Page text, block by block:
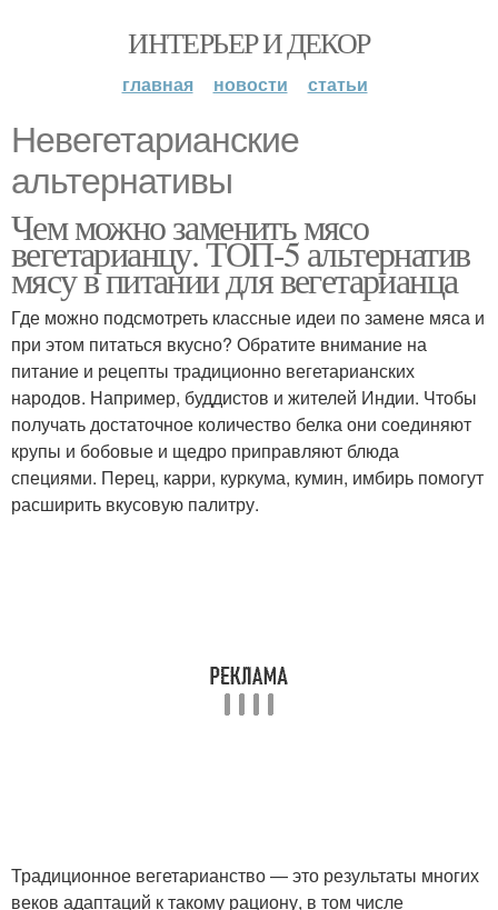
ИНТЕРЬЕР И ДЕКОР
главная новости статьи
Невегетарианские
альтернативы
Чем можно заменить мясо
вегетарианцу. ТОП-5 альтернатив
мясу в питании для вегетарианца
Где можно подсмотреть классные идеи по замене мяса и
при этом питаться вкусно? Обратите внимание на
питание и рецепты традиционно вегетарианских
народов. Например, буддистов и жителей Индии. Чтобы
получать достаточное количество белка они соединяют
крупы и бобовые и щедро приправляют блюда
специями. Перец, карри, куркума, кумин, имбирь помогут
расширить вкусовую палитру.
Традиционное вегетарианство — это результаты многих
веков адаптаций к такому рациону, в том числе